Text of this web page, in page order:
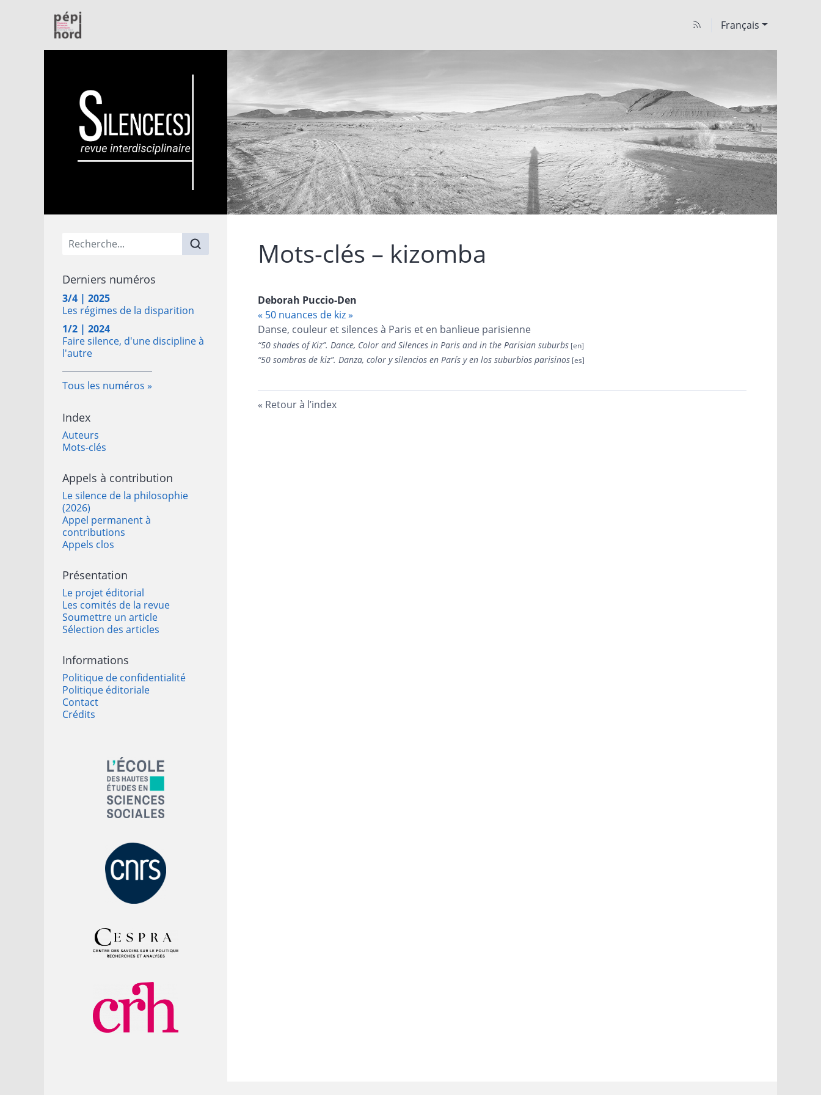
Français
Menu principal
Derniers numéros
3/4 | 2025
Les régimes de la disparition
1/2 | 2024
Faire silence, d'une discipline à
l'autre
Tous les numéros
Index
Auteurs
Mots-clés
Appels à contribution
Le silence de la philosophie
(2026)
Appel permanent à
contributions
Appels clos
Présentation
Le projet éditorial
Les comités de la revue
Soumettre un article
Sélection des articles
Informations
Politique de confidentialité
Politique éditoriale
Contact
Crédits
Affiliations/partenaires
Mots-clés – kizomba
Deborah Puccio-Den
« 50 nuances de kiz »
Danse, couleur et silences à Paris et en banlieue parisienne
“50 shades of Kiz”. Dance, Color and Silences in Paris and in the Parisian suburbs
“50 sombras de kiz”. Danza, color y silencios en París yen los suburbios parisinos
Retour à l’index